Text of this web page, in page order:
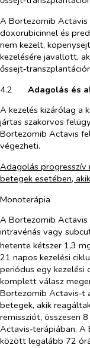
A Bortezomib
doxorubicinnel és
nem kezelt,
kezelésére javallott,
4.2​
Adagolás és
A kezelés kizárólag a
jártas szakorvos
Bortezomib Actavis
végezheti.
Adagolás
betegek esetében,
Monoterápia
A Bortezomib
intravénás vagy
hetente kétszer 1,3
21 napos kezelési
periódus egy kezelési
komplett válasz
Bortezomib Actavis‑t
betegek, akik
remissziót, összesen
Actavis‑terápiában.
között legalább 72